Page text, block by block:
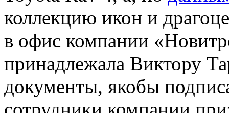
коллекцию икон и
в офис компании
принадлежала Виктору
документы, якобы